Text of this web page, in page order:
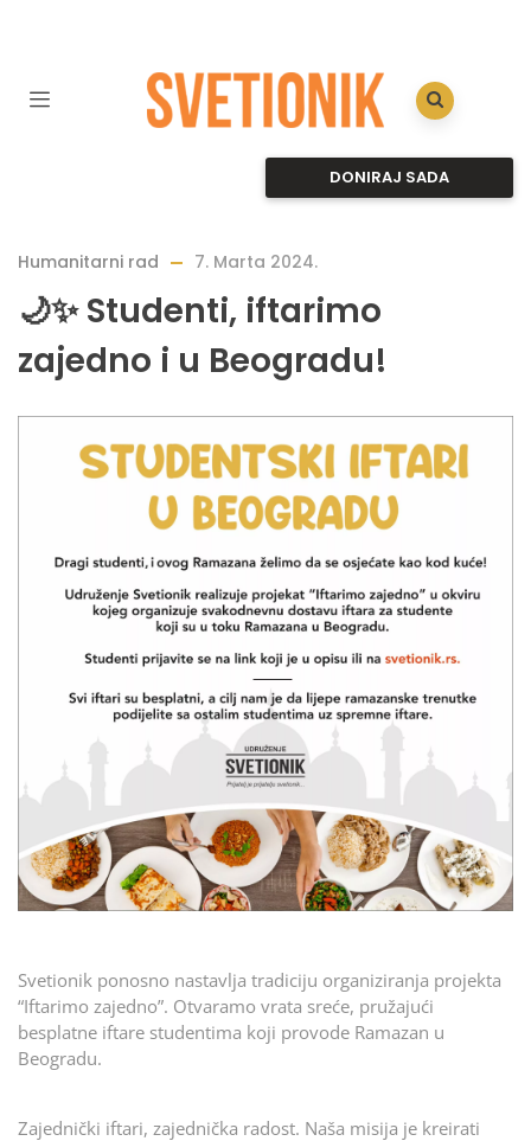
DONIRAJ SADA
Humanitarni rad 7. Marta 2024.
🌙✨ Studenti, iftarimo
zajedno i u Beogradu!
Svetionik ponosno nastavlja tradiciju organiziranja projekta
“Iftarimo zajedno”. Otvaramo vrata sreće, pružajući
besplatne iftare studentima koji provode Ramazan u
Beogradu.
Zajednički iftari, zajednička radost. Naša misija je kreirati